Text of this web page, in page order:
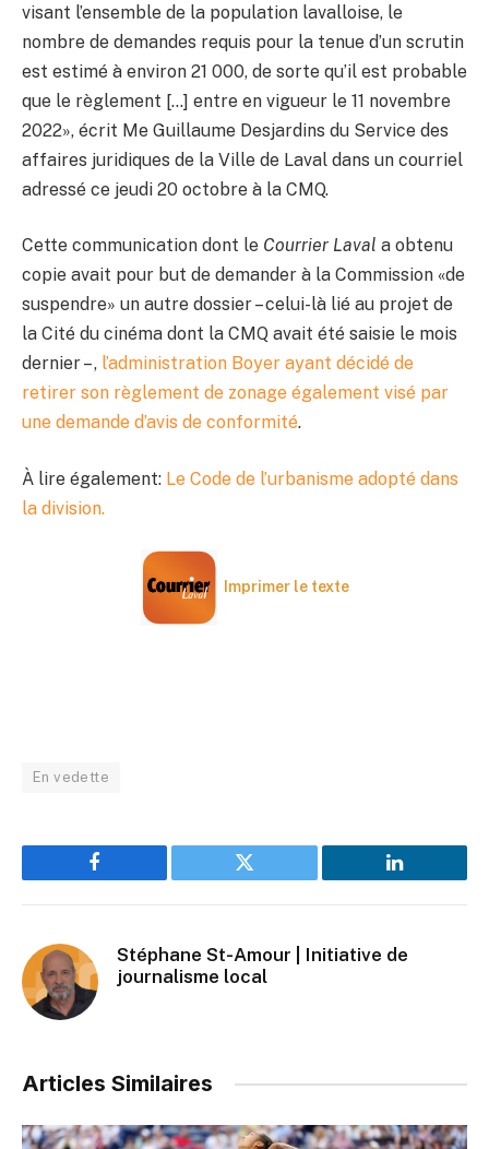
visant l’ensemble de la population lavalloise, le
nombre de demandes requis pour la tenue d’un scrutin
est estimé à environ 21 000, de sorte qu’il est probable
que le règlement […] entre en vigueur le 11 novembre
2022», écrit Me Guillaume Desjardins du Service des
affaires juridiques de la Ville de Laval dans un courriel
adressé ce jeudi 20 octobre à la CMQ.
Cette communication dont le Courrier Laval a obtenu
copie avait pour but de demander à la Commission «de
suspendre» un autre dossier – celui-là lié au projet de
la Cité du cinéma dont la CMQ avait été saisie le mois
dernier – , l’administration Boyer ayant décidé de
retirer son règlement de zonage également visé par
une demande d’avis de conformité.
À lire également: Le Code de l’urbanisme adopté dans
la division.
Imprimer le texte
En vedette
Facebook Twitter LinkedIn
Stéphane St-Amour | Initiative de
journalisme local
Articles Similaires